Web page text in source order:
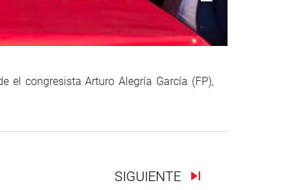
el congresista Arturo Alegría García (FP),
SIGUIENTE